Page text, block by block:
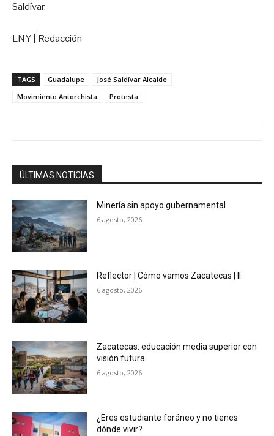
Saldívar.
LNY | Redacción
TAGS Guadalupe
José Saldívar Alcalde
Movimiento Antorchista
Protesta
ÚLTIMAS NOTICIAS
Minería sin apoyo gubernamental
6 agosto, 2026
Reflector | Cómo vamos Zacatecas | II
6 agosto, 2026
Zacatecas: educación media superior con
visión futura
6 agosto, 2026
¿Eres estudiante foráneo y no tienes
dónde vivir?